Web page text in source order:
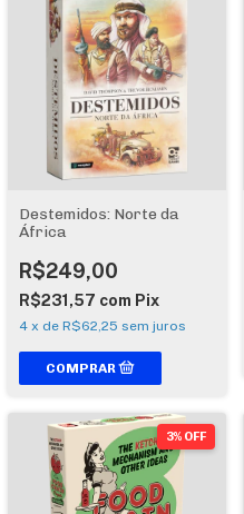
Destemidos: Norte da
África
R$249,00
R$231,57 com Pix
4 x de R$62,25 sem juros
3% OFF